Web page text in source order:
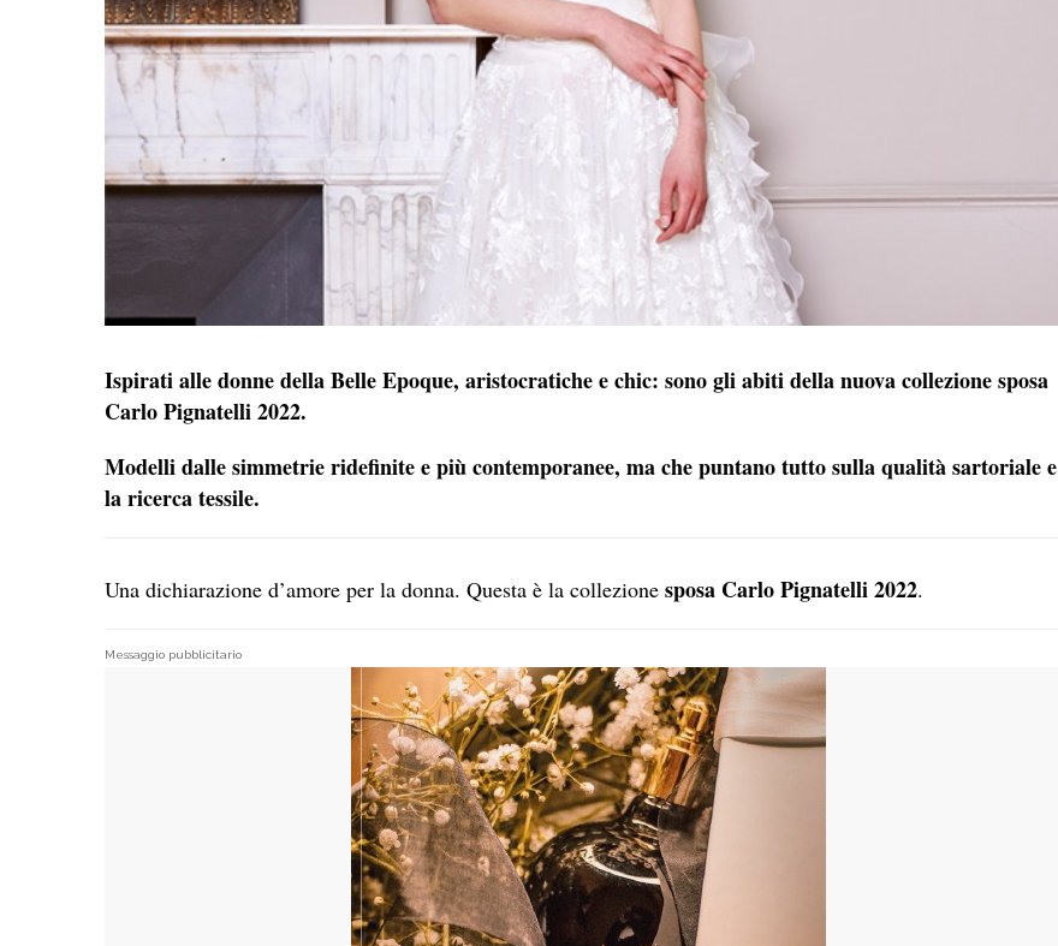
Ispirati alle donne della Belle Epoque, aristocratiche e chic: sono gli abiti della nuova collezione sposa
Carlo Pignatelli 2022.
Modelli dalle simmetrie ridefinite e più contemporanee, ma che puntano tutto sulla qualità sartoriale e
la ricerca tessile.
Una dichiarazione d’amore per la donna. Questa è la collezione sposa Carlo Pignatelli 2022.
Messaggio pubblicitario